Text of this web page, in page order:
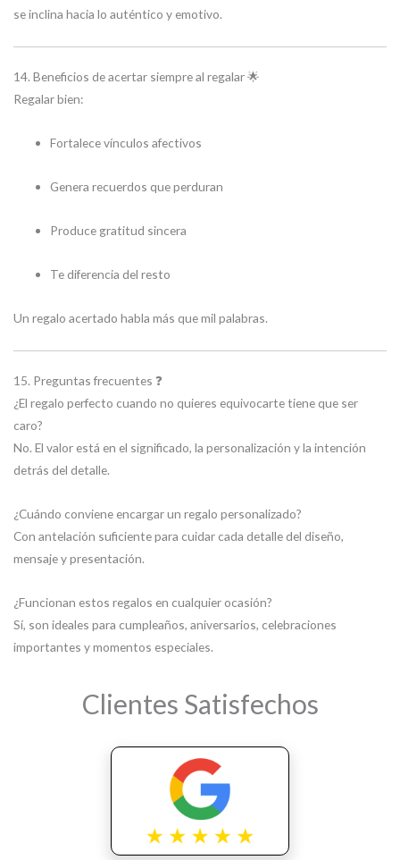
se inclina hacia lo auténtico y emotivo.
14. Beneficios de acertar siempre al regalar 🌟
Regalar bien:
Fortalece vínculos afectivos
Genera recuerdos que perduran
Produce gratitud sincera
Te diferencia del resto
Un regalo acertado habla más que mil palabras.
15. Preguntas frecuentes ❓
¿El regalo perfecto cuando no quieres equivocarte tiene que ser
caro?
No. El valor está en el significado, la personalización y la intención
detrás del detalle.
¿Cuándo conviene encargar un regalo personalizado?
Con antelación suficiente para cuidar cada detalle del diseño,
mensaje y presentación.
¿Funcionan estos regalos en cualquier ocasión?
Sí, son ideales para cumpleaños, aniversarios, celebraciones
importantes y momentos especiales.
Clientes Satisfechos